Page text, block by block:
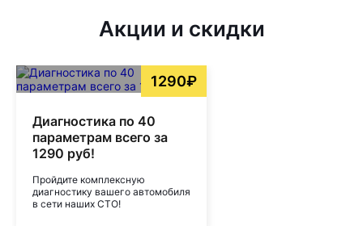
Акции и скидки
1290₽
Диагностика по 40
параметрам всего за
1290 руб!
Пройдите комплексную
диагностику вашего автомобиля
в сети наших СТО!